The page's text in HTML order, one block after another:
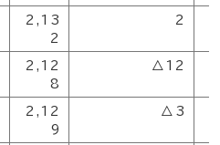
2,13
2
2
2,12
8
△12
2,12
9
△3